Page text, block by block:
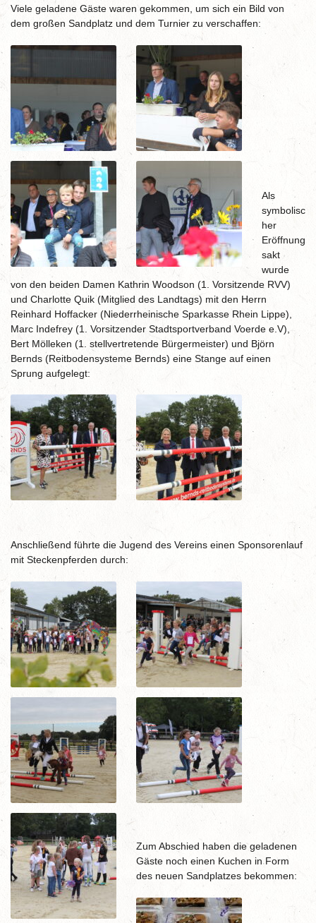
Viele geladene Gäste waren gekommen, um sich ein Bild von
dem großen Sandplatz und dem Turnier zu verschaffen:
Als
symbolisc
her
Eröffnung
sakt
wurde
von den beiden Damen Kathrin Woodson (1. Vorsitzende RVV)
und Charlotte Quik (Mitglied des Landtags) mit den Herrn
Reinhard Hoffacker (Niederrheinische Sparkasse Rhein Lippe),
Marc Indefrey (1. Vorsitzender Stadtsportverband Voerde e.V),
Bert Mölleken (1. stellvertretende Bürgermeister) und Björn
Bernds (Reitbodensysteme Bernds) eine Stange auf einen
Sprung aufgelegt:
Anschließend führte die Jugend des Vereins einen Sponsorenlauf
mit Steckenpferden durch:
Zum Abschied haben die geladenen
Gäste noch einen Kuchen in Form
des neuen Sandplatzes bekommen: